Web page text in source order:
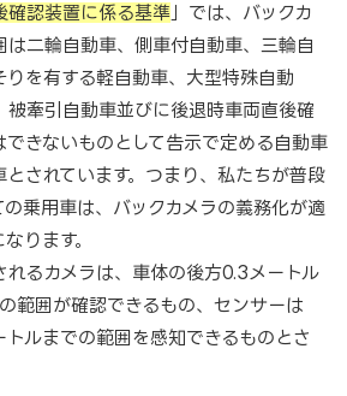
確認装置に係る基準 」では、バックカ
は二輪自動車、側車付自動車、三輪自
を有する軽自動車、大型特殊自動
被牽引自動車並びに後退時車両直後確
きないものとして告示で定める自動車
されています。つまり、私たちが普段
乗用車は、バックカメラの義務化が適
ります。
れるカメラは、車体の後方0.3メートル
範囲が確認できるもの、センサーは
ルまでの範囲を感知できるものとさ